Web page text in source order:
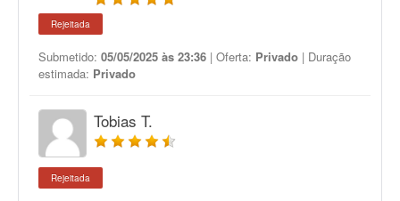
Rejeitada
Submetido: 05/05/2025 às 23:36 | Oferta: Privado | Duração
estimada: Privado
Tobias T.
Rejeitada